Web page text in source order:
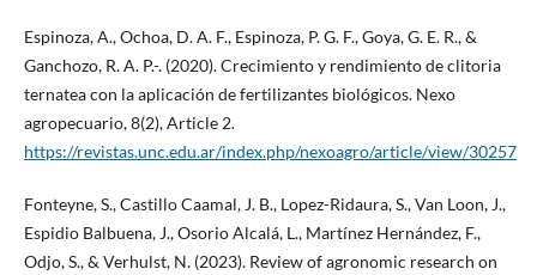
Espinoza, A., Ochoa, D. A. F., Espinoza, P. G. F., Goya, G. E. R., &
Ganchozo, R. A. P.-. (2020). Crecimiento y rendimiento de clitoria
ternatea con la aplicación de fertilizantes biológicos. Nexo
agropecuario, 8(2), Article 2.
https://revistas.unc.edu.ar/index.php/nexoagro/article/view/30257
Fonteyne, S., Castillo Caamal, J. B., Lopez-Ridaura, S., Van Loon, J.,
Espidio Balbuena, J., Osorio Alcalá, L., Martínez Hernández, F.,
Odjo, S., & Verhulst, N. (2023). Review of agronomic research on